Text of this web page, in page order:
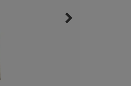
フィールドギア